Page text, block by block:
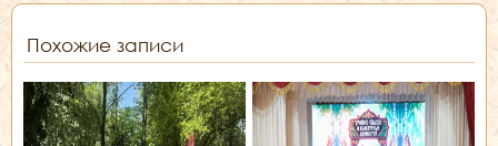
Похожие записи